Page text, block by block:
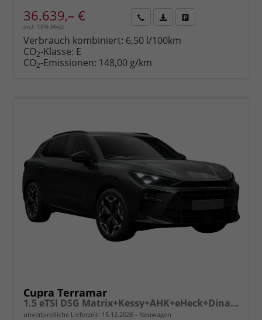
36.639,– €
incl. 19% MwSt.
anfordern
Datei,
Verbrauch kombiniert: 6,50 l/100km
CO2-Klasse: E
CO2-Emissionen: 148,00 g/km
Cupra Terramar
1.5 eTSI DSG Matrix+Kessy+AHK+eHeck+Dinamica+CarPlay+eHeck+GV5
unverbindliche Lieferzeit: 15.12.2026 Neuwagen